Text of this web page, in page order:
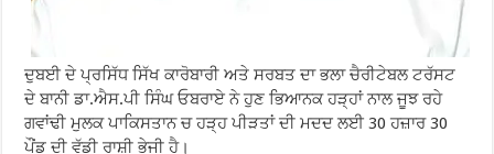
ਦੁਬਈ ਦੇ ਪ੍ਰਸਿੱਧ ਸਿੱਖ ਕਾਰੋਬਾਰੀ ਅਤੇ ਸਰਬਤ ਦਾ ਭਲਾ ਚੈਰੀਟੇਬਲ ਟਰੱਸਟ
ਦੇ ਬਾਨੀ ਡਾ.ਐਸ.ਪੀ ਸਿੰਘ ਓਬਰਾਏ ਨੇ ਹੁਣ ਭਿਆਨਕ ਹੜ੍ਹਾਂ ਨਾਲ ਜੂਝ ਰਹੇ
ਗਵਾਂਢੀ ਮੁਲਕ ਪਾਕਿਸਤਾਨ ਚ ਹੜ੍ਹ ਪੀੜਤਾਂ ਦੀ ਮਦਦ ਲਈ 30 ਹਜ਼ਾਰ 30
ਪੌਂਡ ਦੀ ਵੱਡੀ ਰਾਸ਼ੀ ਭੇਜੀ ਹੈ।